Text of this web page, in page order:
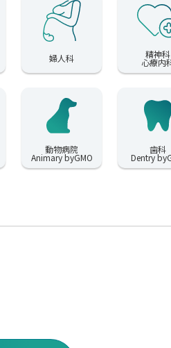
婦人科 精神科
心療内
動物病院
Animary byGMO
歯科
Dentry